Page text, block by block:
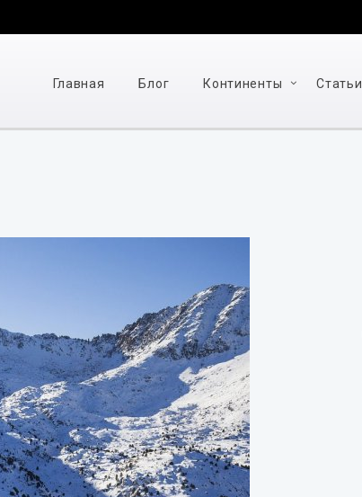
Главная Блог Континенты Статьи